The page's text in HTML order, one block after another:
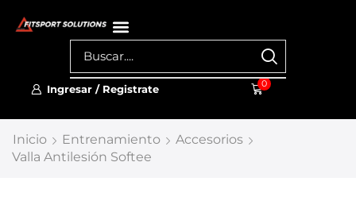
Ingresar / Registrate 0
Inicio Entrenamiento
Accesorios
Valla Antilesión Softee